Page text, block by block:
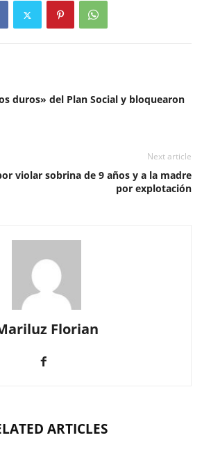
duros» del Plan Social y bloquearon
Next article
violar sobrina de 9 años y a la madre
por explotación
Florian
ARTICLES